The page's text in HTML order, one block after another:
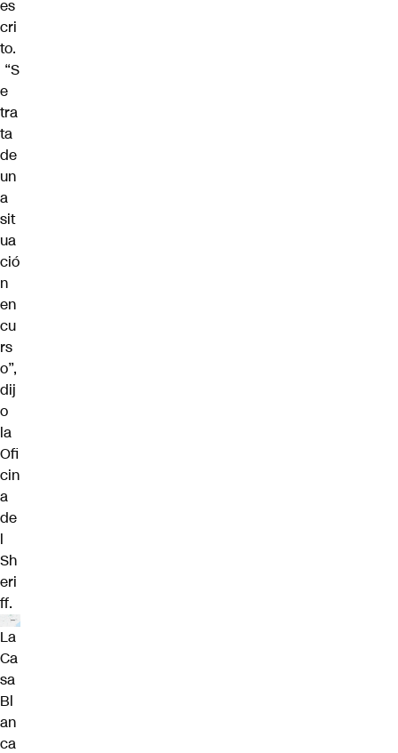
es
cri
to.
“S
e
tra
ta
de
un
a
sit
ua
ció
n
en
cu
rs
o”,
dij
o
la
Ofi
cin
a
de
l
Sh
eri
ff.
La
Ca
sa
Bl
an
ca